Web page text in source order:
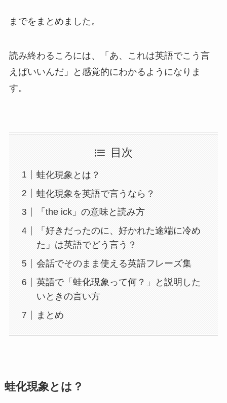
までをまとめました。
読み終わるころには、「あ、これは英語でこう言
えばいいんだ」と感覚的にわかるようになりま
す。
目次
蛙化現象とは？
蛙化現象を英語で言うなら？
「the ick」の意味と読み方
「好きだったのに、好かれた途端に冷め
た」は英語でどう言う？
会話でそのまま使える英語フレーズ集
英語で「蛙化現象って何？」と説明した
いときの言い方
まとめ
蛙化現象とは？